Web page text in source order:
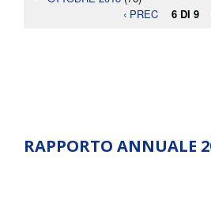
‹ PREC
6 DI 9
RAPPORTO ANNUALE